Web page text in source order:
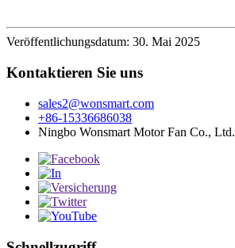
Veröffentlichungsdatum: 30. Mai 2025
Kontaktieren Sie uns
sales2@wonsmart.com
+86-15336686038
Ningbo Wonsmart Motor Fan Co., Ltd.